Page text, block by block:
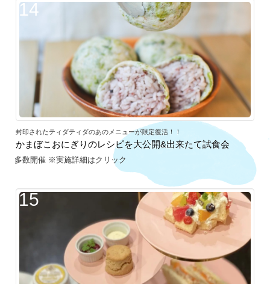
14
封印されたティダティダのあのメニューが限定復活！！
かまぼこおにぎりのレシピを大公開&出来たて試食会
多数開催 ※実施詳細はクリック
15